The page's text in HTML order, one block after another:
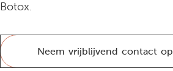
Botox.
Neem vrijblijvend contact op